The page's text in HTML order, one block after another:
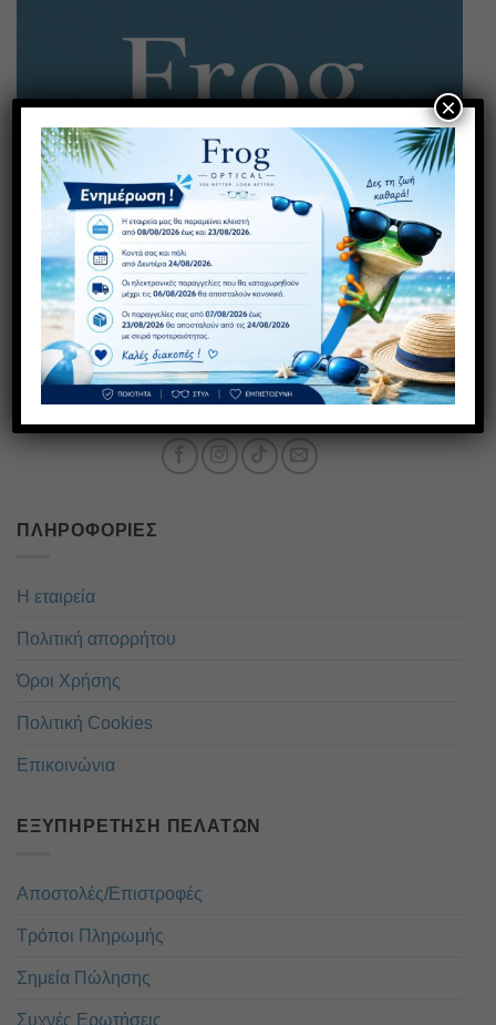
Έχετε κάποια απορία; Καλέστε μας!
211 118 1554
08:00 - 16:00
ΠΛΗΡΟΦΟΡΊΕΣ
Η εταιρεία
Πολιτική απορρήτου
Όροι Χρήσης
Πολιτική Cookies
Επικοινώνια
ΕΞΥΠΗΡΈΤΗΣΗ ΠΕΛΑΤΏΝ
Αποστολές/Επιστροφές
Τρόποι Πληρωμής
Σημεία Πώλησης
Συχνές Ερωτήσεις
×